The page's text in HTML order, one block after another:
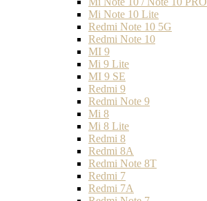
Mi Note 10 Lite
Redmi Note 10 5G
Redmi Note 10
MI 9
Mi 9 Lite
MI 9 SE
Redmi 9
Redmi Note 9
Mi 8
Mi 8 Lite
Redmi 8
Redmi 8A
Redmi Note 8T
Redmi 7
Redmi 7A